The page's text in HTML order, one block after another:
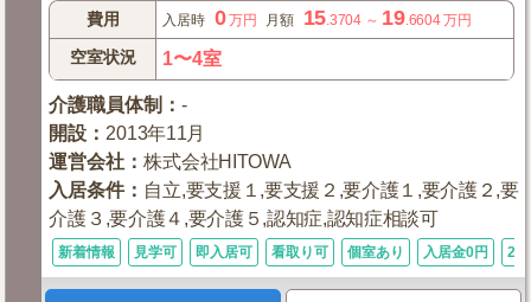
費用 入居時 0万円 月額 15.3704 ～ 19.6604万円
空室状況 1〜4室
介護職員体制 ：-
開設 ： 2013年11月
運営会社 ：株式会社HITOWA
入居条件： 自立,要支援１,要支援２,要介護１,要介護２,要
介護３,要介護４,要介護５,認知症,認知症相談可
新着情報 見学可 即入居可 看取り可 個室あり 入居金0円